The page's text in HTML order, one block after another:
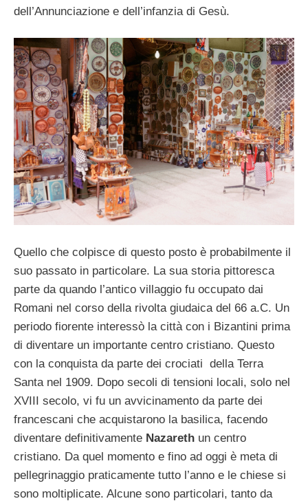
dell’Annunciazione e dell’infanzia di Gesù.
Quello che colpisce di questo posto è probabilmente il
suo passato in particolare. La sua storia pittoresca
parte da quando l’antico villaggio fu occupato dai
Romani nel corso della rivolta giudaica del 66 a.C. Un
periodo fiorente interessò la città con i Bizantini prima
di diventare un importante centro cristiano. Questo
con la conquista da parte dei crociati della Terra
Santa nel 1909. Dopo secoli di tensioni locali, solo nel
XVIII secolo, vi fu un avvicinamento da parte dei
francescani che acquistarono la basilica, facendo
diventare definitivamente Nazareth un centro
cristiano. Da quel momento e fino ad oggi è meta di
pellegrinaggio praticamente tutto l’anno e le chiese si
sono moltiplicate. Alcune sono particolari, tanto da